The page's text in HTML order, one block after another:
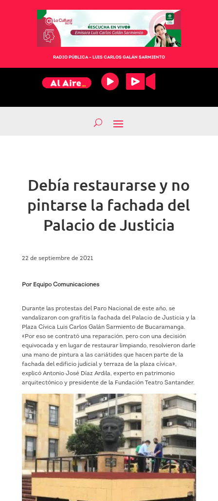
RADIO PÚBLICA – LUIS CARLOS GALÁN SARMIENTO
Debía restaurarse y no
pintarse la fachada del
Palacio de Justicia
22 de septiembre de 2021
Por Equipo Comunicaciones
Durante las protestas del Paro Nacional de este año, se
vandalizaron con grafitis la fachada del Palacio de Justicia y la
Plaza Cívica Luis Carlos Galán Sarmiento de Bucaramanga.
«Por eso se contrató una reparación, pero con una decisión
equivocada y en lugar de restaurar limpiando, resolvieron darle
una mano de pintura a las cariátides que hacen parte de la
fachada del edificio judicial y terraza de la plaza cívica»,
explicó Antonio José Díaz Ardila, experto en patrimonio
arquitectónico y presidente de la Fundación Teatro Santander.